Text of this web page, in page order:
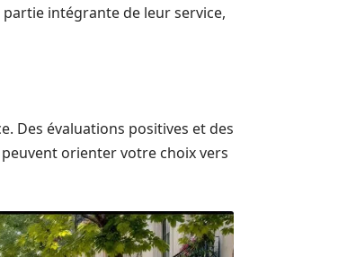
intégrante de leur service,
Des évaluations positives et des
orienter votre choix vers